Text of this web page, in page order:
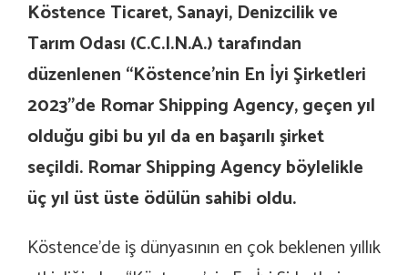
Köstence Ticaret, Sanayi, Denizcilik ve
Tarım Odası (C.C.I.N.A.)tarafından
düzenlenen “Köstence’nin En İyi Şirketleri
2023”de Romar Shipping Agency, geçen yıl
olduğu gibi bu yıl da en başarılı şirket
seçildi. Romar Shipping Agency böylelikle
üç yıl üst üste ödülün sahibi oldu.
Köstence’de iş dünyasının en çok beklenen yıllık